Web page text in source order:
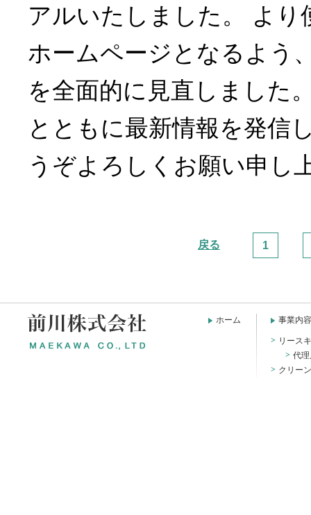
アルいたしました。 よ
ホームページとなるよう
を全面的に見直しました
とともに最新情報を発信
うぞよろしくお願い申し
戻る 1
ホーム 事業内容
リース
代
クリー